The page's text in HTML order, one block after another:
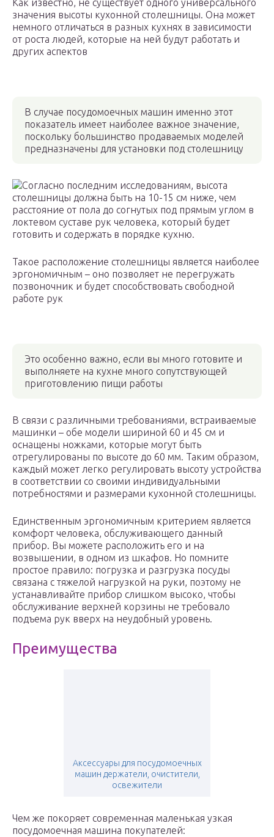
Как известно, не существует одного универсального
значения высоты кухонной столешницы. Она может
немного отличаться в разных кухнях в зависимости
от роста людей, которые на ней будут работать и
других аспектов
В случае посудомоечных машин именно этот
показатель имеет наиболее важное значение,
поскольку большинство продаваемых моделей
предназначены для установки под столешницу
Согласно последним исследованиям, высота
столешницы должна быть на 10-15 см ниже, чем
расстояние от пола до согнутых под прямым углом в
локтевом суставе рук человека, который будет
готовить и содержать в порядке кухню.
Такое расположение столешницы является наиболее
эргономичным – оно позволяет не перегружать
позвоночник и будет способствовать свободной
работе рук
Это особенно важно, если вы много готовите и
выполняете на кухне много сопутствующей
приготовлению пищи работы
В связи с различными требованиями, встраиваемые
машинки – обе модели шириной 60 и 45 см и
оснащены ножками, которые могут быть
отрегулированы по высоте до 60 мм. Таким образом,
каждый может легко регулировать высоту устройства
в соответствии со своими индивидуальными
потребностями и размерами кухонной столешницы.
Единственным эргономичным критерием является
комфорт человека, обслуживающего данный
прибор. Вы можете расположить его и на
возвышении, в одном из шкафов. Но помните
простое правило: погрузка и разгрузка посуды
связана с тяжелой нагрузкой на руки, поэтому не
устанавливайте прибор слишком высоко, чтобы
обслуживание верхней корзины не требовало
подъема рук вверх на неудобный уровень.
Преимущества
Аксессуары для посудомоечных
машин держатели, очистители,
освежители
Чем же покоряет современная маленькая узкая
посудомоечная машина покупателей: